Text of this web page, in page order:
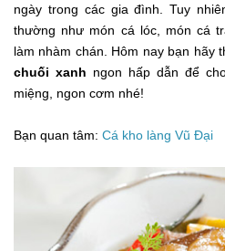
ngày trong các gia đình. Tuy
thường như món cá lóc, món cá
làm nhàm chán. Hôm nay bạn hãy
chuối xanh ngon hấp dẫn để
miệng, ngon cơm nhé!
Bạn quan tâm: Cá kho làng Vũ Đại